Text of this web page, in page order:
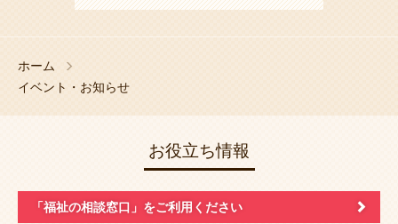
ホーム
イベント・お知らせ
お役立ち情報
「福祉の相談窓口」 をご利用ください